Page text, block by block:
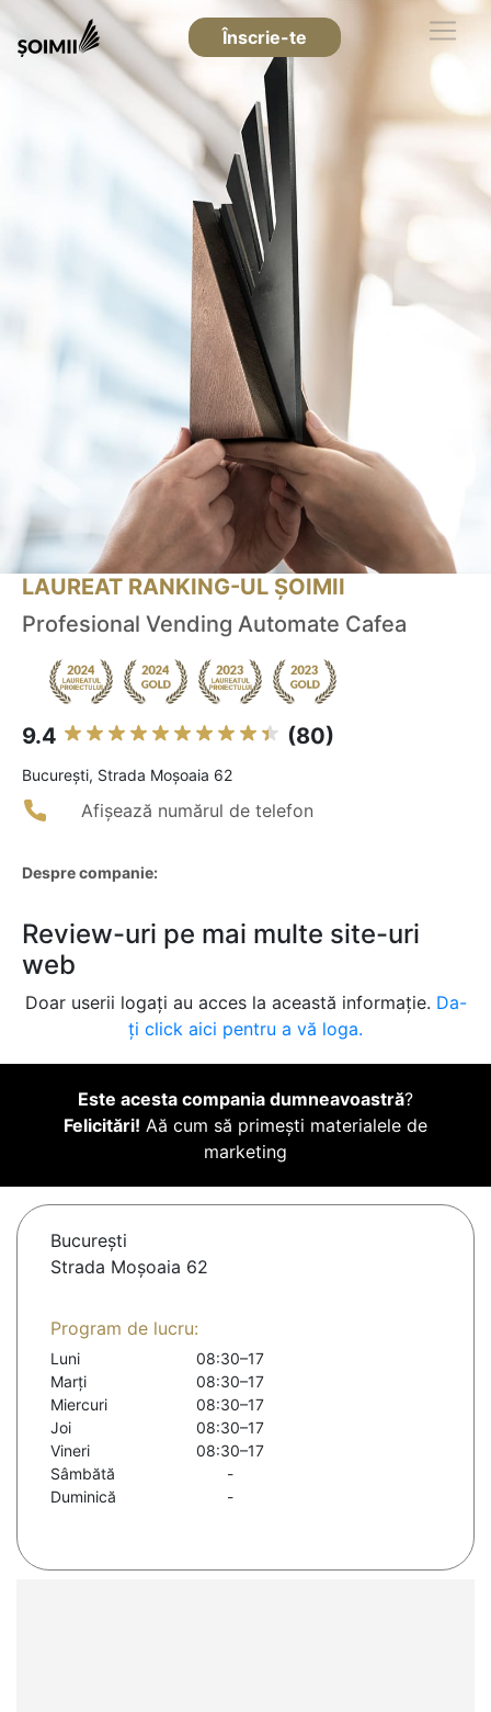
Înscrie-te
LAUREAT RANKING-UL ȘOIMII
Profesional Vending Automate Cafea
9.4 (80)
Bucureşti, Strada Moșoaia 62
Afișează numărul de telefon
Despre companie:
Review-uri pe mai multe site-uri
web
Doar userii logați au acces la această informație. Da-
ți click aici pentru a vă loga.
Este acesta compania dumneavoastră?
Felicitări! Aă cum să primești materialele de
marketing
Bucureşti
Strada Moșoaia 62
Program de lucru:
Luni
08:30–17
Marți
08:30–17
Miercuri
08:30–17
Joi
08:30–17
Vineri
08:30–17
Sâmbătă
-
Duminică
-